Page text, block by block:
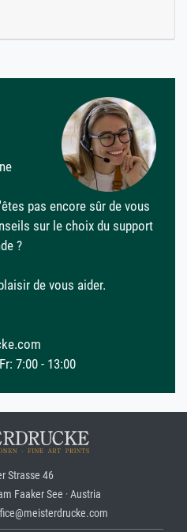
pas encore sûr de vous
sur le choix du support
?
de vous aider.
7:00 - 13:00
Strasse 46
Faaker See · Austria